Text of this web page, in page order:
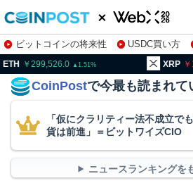
ビットコインの将来性 USDC買い方
株特集・関連銘柄
1.51 165.18
CoinPostで今最も読まれて
「仮にクラリティー法不成立で
貨は前進」＝ビットワイズCIO
ニュースランキングを